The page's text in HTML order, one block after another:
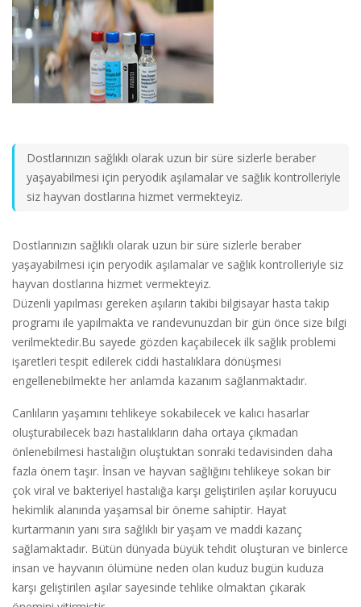
Dostlarınızın sağlıklı olarak uzun bir süre sizlerle beraber
yaşayabilmesi için peryodik aşılamalar ve sağlık kontrolleriyle
siz hayvan dostlarına hizmet vermekteyiz.
Dostlarınızın sağlıklı olarak uzun bir süre sizlerle beraber
yaşayabilmesi için peryodik aşılamalar ve sağlık kontrolleriyle siz
hayvan dostlarına hizmet vermekteyiz.
Düzenli yapılması gereken aşıların takibi bilgisayar hasta takip
programı ile yapılmakta ve randevunuzdan bir gün önce size bilgi
verilmektedir.Bu sayede gözden kaçabilecek ilk sağlık problemi
işaretleri tespit edilerek ciddi hastalıklara dönüşmesi
engellenebilmekte her anlamda kazanım sağlanmaktadır.
Canlıların yaşamını tehlikeye sokabilecek ve kalıcı hasarlar
oluşturabilecek bazı hastalıkların daha ortaya çıkmadan
önlenebilmesi hastalığın oluştuktan sonraki tedavisinden daha
fazla önem taşır. İnsan ve hayvan sağlığını tehlikeye sokan bir
çok viral ve bakteriyel hastalığa karşı geliştirilen aşılar koruyucu
hekimlik alanında yaşamsal bir öneme sahiptir. Hayat
kurtarmanın yanı sıra sağlıklı bir yaşam ve maddi kazanç
sağlamaktadır. Bütün dünyada büyük tehdit oluşturan ve binlerce
insan ve hayvanın ölümüne neden olan kuduz bugün kuduza
karşı geliştirilen aşılar sayesinde tehlike olmaktan çıkarak